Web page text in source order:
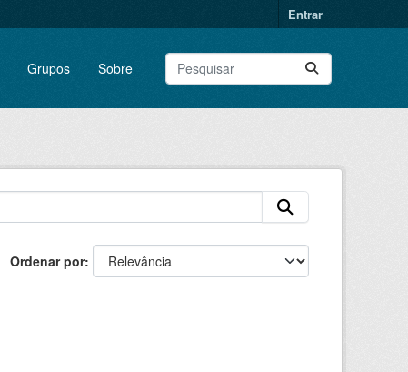
Entrar
Grupos Sobre
Ordenar por